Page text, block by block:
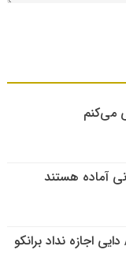
می‌کنم
آماده هستند
اجازه نداد برانکو